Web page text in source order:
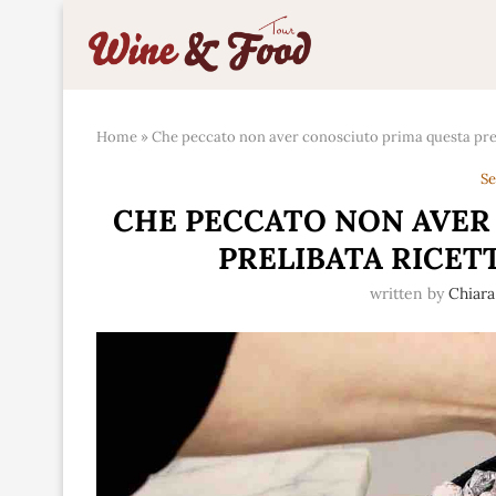
Home »Che peccato non aver conosciuto prima questa
CHE PECCATO NON
PRELIBATA
written by